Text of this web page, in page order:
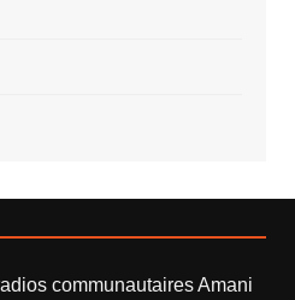
communautaires Amani